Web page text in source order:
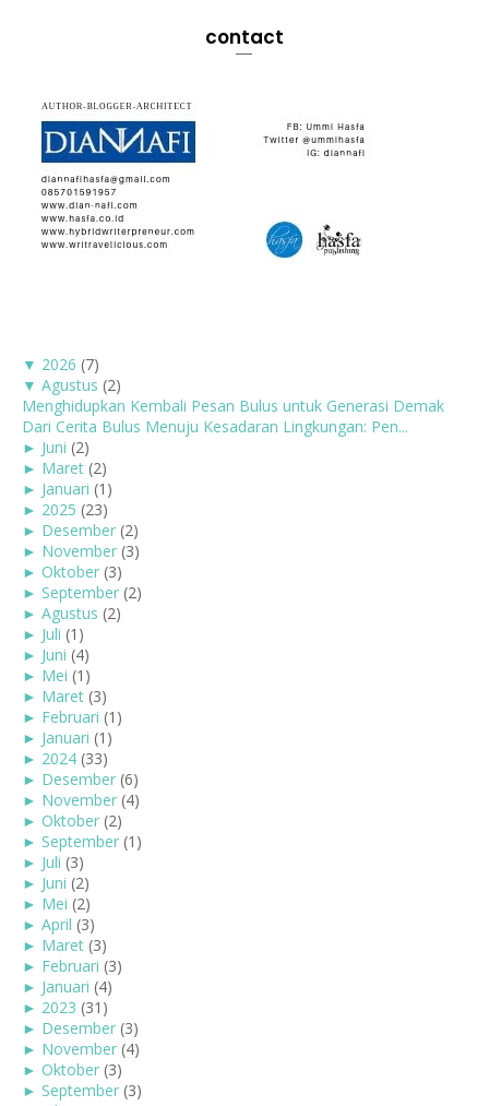
contact
▼ 2026 (7)
▼ Agustus (2)
Menghidupkan Kembali Pesan Bulus untuk Generasi Demak
Dari Cerita Bulus Menuju Kesadaran Lingkungan: Pen...
► Juni (2)
► Maret (2)
► Januari (1)
► 2025 (23)
► Desember (2)
► November (3)
► Oktober (3)
► September (2)
► Agustus (2)
► Juli (1)
► Juni (4)
► Mei (1)
► Maret (3)
► Februari (1)
► Januari (1)
► 2024 (33)
► Desember (6)
► November (4)
► Oktober (2)
► September (1)
► Juli (3)
► Juni (2)
► Mei (2)
► April (3)
► Maret (3)
► Februari (3)
► Januari (4)
► 2023 (31)
► Desember (3)
► November (4)
► Oktober (3)
► September (3)